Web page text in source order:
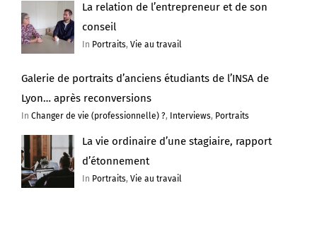
La relation de l’entrepreneur et de son
conseil
In Portraits,Vie au travail
Galerie de portraits d’anciens étudiants de l’INSA de
Lyon… après reconversions
In Changer de vie (professionnelle) ?, Interviews, Portraits
La vie ordinaire d’une stagiaire, rapport
d’étonnement
In Portraits,Vie au travail